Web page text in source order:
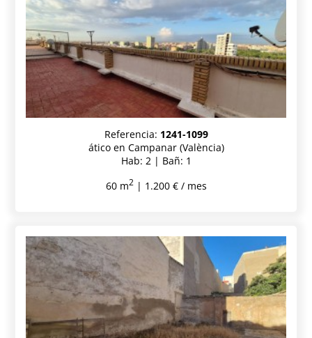
Referencia: 1241-1099
ático en Campanar (València)
Hab: 2 | Bañ: 1
60 m2| 1.200 € / mes